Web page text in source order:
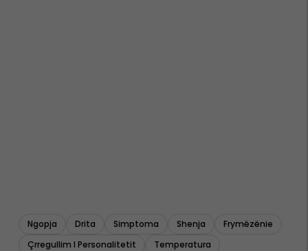
Ngopja Drita Simptoma Shenja
Frymëzënie
Çrregullim I Personalitetit
Temperatura